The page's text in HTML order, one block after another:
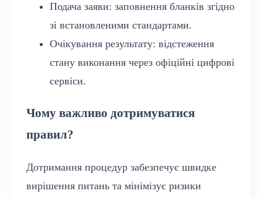
Подача заяви: заповнення бланків згідно
зі встановленими стандартами.
Очікування результату: відстеження
стану виконання через офіційні цифрові
сервіси.
Чому важливо дотримуватися
правил?
Дотримання процедур забезпечує швидке
вирішення питань та мінімізує ризики